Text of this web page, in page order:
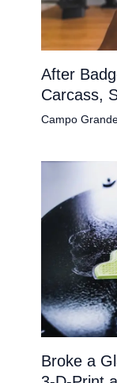
After
Carcass,
Campo
Broke a